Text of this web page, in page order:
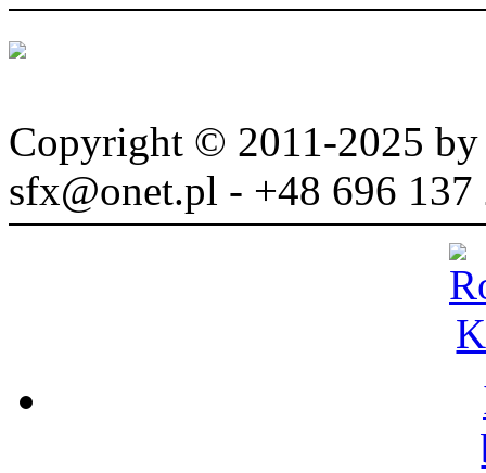
Copyright © 2011-2025
sfx@onet.pl - +48 696 137